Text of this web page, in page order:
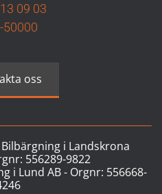
09 03
50000
oss
i Landskrona
556289-9822
i Lund AB - Orgnr: 556668-